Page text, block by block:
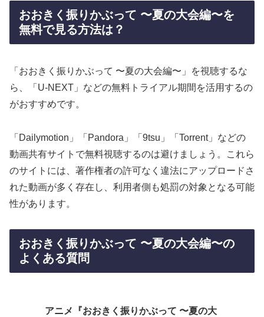
おおきく振りかぶって 〜夏の大会編〜を
無料で見る方法は？
「おおきく振りかぶって 〜夏の大会編〜」を視聴するな
ら、「U-NEXT」などの無料トライアル期間を活用するの
がおすすめです。
「Dailymotion」「Pandora」「9tsu」「Torrent」などの
動画共有サイトで無料視聴するのは避けましょう。これら
のサイトには、著作権者の許可なく違法にアップロードさ
れた動画が多く存在し、利用者側も処罰の対象となる可能
性があります。
おおきく振りかぶって 〜夏の大会編〜の
よくある質問
アニメ『おおきく振りかぶって 〜夏の大